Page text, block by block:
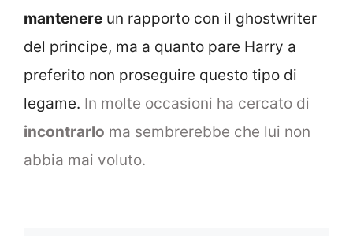
mantenere un rapporto con il ghostwriter
del principe, ma a quanto pare Harry a
preferito non proseguire questo tipo di
legame. In molte occasioni ha cercato di
incontrarlo ma sembrerebbe che lui non
abbia mai voluto.